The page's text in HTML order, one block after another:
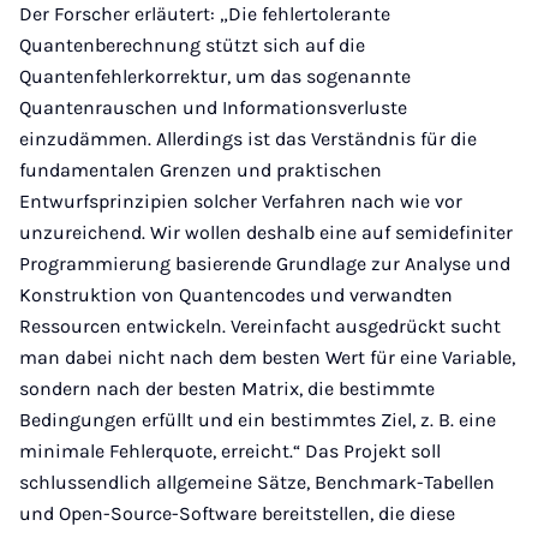
Der Forscher erläutert: „Die fehlertolerante
Quantenberechnung stützt sich auf die
Quantenfehlerkorrektur, um das sogenannte
Quantenrauschen und Informationsverluste
einzudämmen. Allerdings ist das Verständnis für die
fundamentalen Grenzen und praktischen
Entwurfsprinzipien solcher Verfahren nach wie vor
unzureichend. Wir wollen deshalb eine auf semidefiniter
Programmierung basierende Grundlage zur Analyse und
Konstruktion von Quantencodes und verwandten
Ressourcen entwickeln. Vereinfacht ausgedrückt sucht
man dabei nicht nach dem besten Wert für eine Variable,
sondern nach der besten Matrix, die bestimmte
Bedingungen erfüllt und ein bestimmtes Ziel, z. B. eine
minimale Fehlerquote, erreicht.“ Das Projekt soll
schlussendlich allgemeine Sätze, Benchmark-Tabellen
und Open-Source-Software bereitstellen, die diese